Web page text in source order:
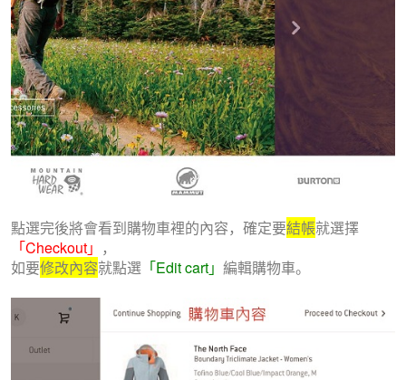
點選完後將會看到購物車裡的內容，確定要結帳就選擇
「Checkout」 ，
如要修改內容就點選 「Edit cart」 編輯購物車。